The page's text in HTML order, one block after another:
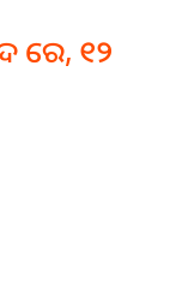
ରେ, ୧୨